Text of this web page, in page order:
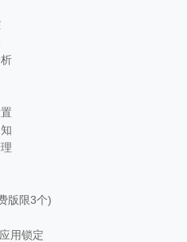
版限3个)
用锁定